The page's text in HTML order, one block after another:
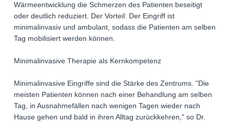
Wärmeentwicklung die Schmerzen des Patienten beseitigt
oder deutlich reduziert. Der Vorteil: Der Eingriff ist
minimalinvasiv und ambulant, sodass die Patienten am selben
Tag mobilisiert werden können.
Minimalinvasive Therapie als Kernkompetenz
Minimalinvasive Eingriffe sind die Stärke des Zentrums. "Die
meisten Patienten können nach einer Behandlung am selben
Tag, in Ausnahmefällen nach wenigen Tagen wieder nach
Hause gehen und bald in ihren Alltag zurückkehren," so Dr.